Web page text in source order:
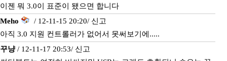
이젠 뭐 3.0이 표준이 됐으면 합니다
Meho
/ 12-11-15 20:20/ 신고
아직 3.0 지원 컨트롤러가 없어서 못써보기에.....
꾸냥/ 12-11-17 20:53/ 신고